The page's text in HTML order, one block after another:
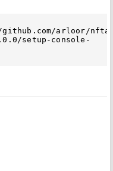
arloor/
setup-console-